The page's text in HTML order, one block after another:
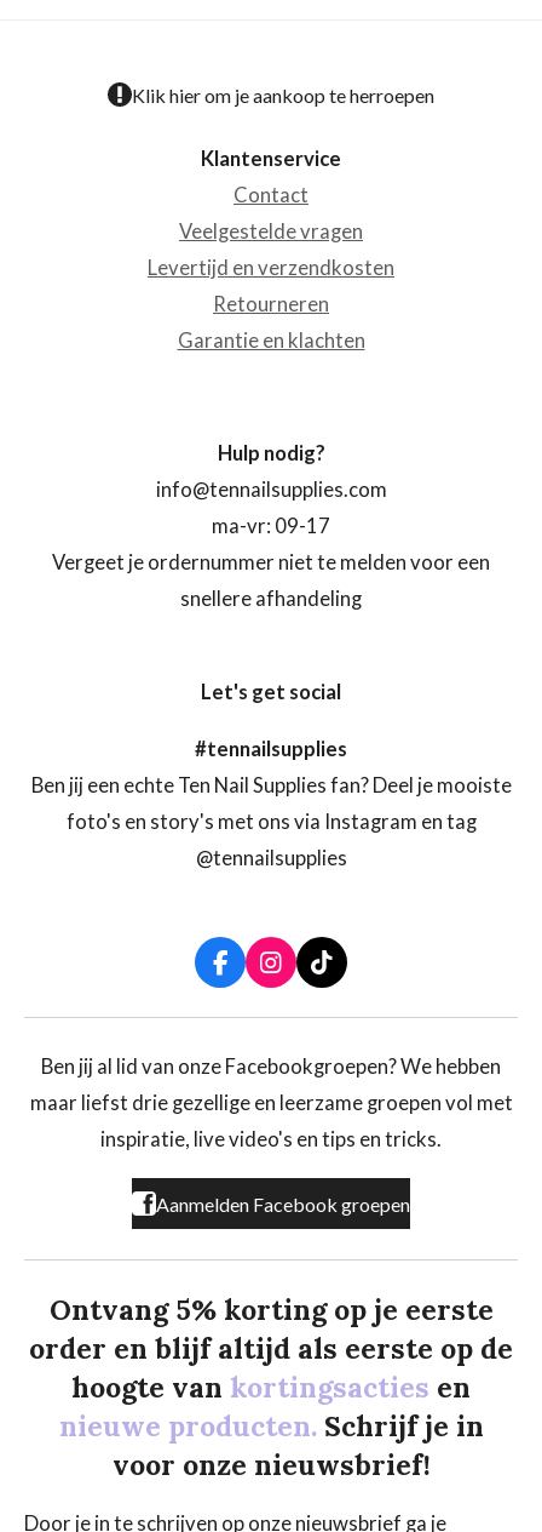
Klik hier om je aankoop te herroepen
Klantenservice
Contact
Veelgestelde vragen
Levertijd en verzendkosten
Retourneren
Garantie en klachten
Hulp nodig?
info@tennailsupplies.com
ma-vr: 09-17
Vergeet je ordernummer niet te melden voor een
snellere afhandeling
Let's get social
#tennailsupplies
Ben jij een echte Ten Nail Supplies fan? Deel je mooiste
foto's en story's met ons via Instagram en tag
@tennailsupplies
F
a
c
b
o
k
I
n
s
a
r
a
T
i
k
o
Ben jij al lid van onze Facebookgroepen? We hebben
maar liefst drie gezellige en leerzame groepen vol met
inspiratie, live video's en tips en tricks.
Aanmelden Facebook groepen
Ontvang 5% korting op je eerste
order en blijf altijd als eerste op de
hoogte van kortingsacties en
nieuwe producten. Schrijf je in
voor onze nieuwsbrief!
Door je in te schrijven op onze nieuwsbrief ga je